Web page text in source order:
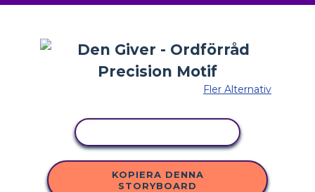
Fler Alternativ
KOPIERA DENNA
STORYBOARD